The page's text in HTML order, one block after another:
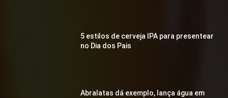
5 estilos de cerveja IPA para presentear
no Dia dos Pais
Abralatas dá exemplo, lança água em